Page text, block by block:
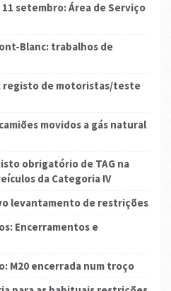
11 setembro: Área de Serviço
Blanc: trabalhos de
registo de motoristas/teste
movidos a gás natural
obrigatório de TAG na
da Categoria IV
levantamento de restrições
Encerramentos e
M20 encerrada num troço